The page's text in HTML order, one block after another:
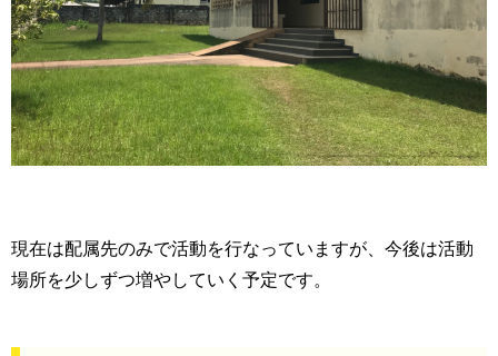
現在は配属先のみで活動を行なっていますが、今後は活動
場所を少しずつ増やしていく予定です。